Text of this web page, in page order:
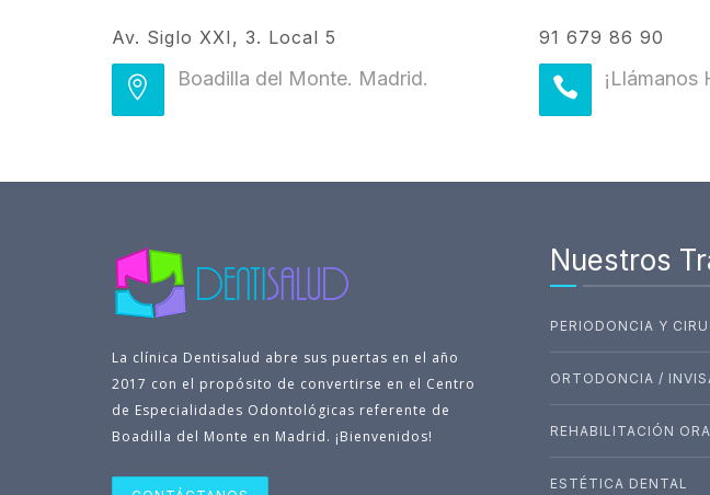
Av. Siglo XXI, 3. Local 5
Boadilla del Monte. Madrid.
91 679 86 90
¡Llámanos
La clínica Dentisalud abre sus puertas en el año
2017 con el propósito de convertirse en el Centro
de Especialidades Odontológicas referente de
Boadilla del Monte en Madrid. ¡Bienvenidos!
Nuestros
PERIODONCIA Y
ORTODONCIA /
REHABILITACIÓN
ESTÉTICA DENTAL